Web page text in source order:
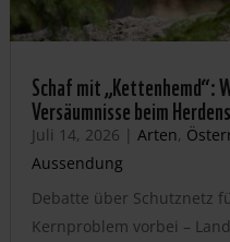
Schaf mit „Kettenhemd“:
Versäumnisse beim
Juli 14, 2026 | Arten,
Aussendung
Debatte über Schutznetz
Kernproblem vorbei –